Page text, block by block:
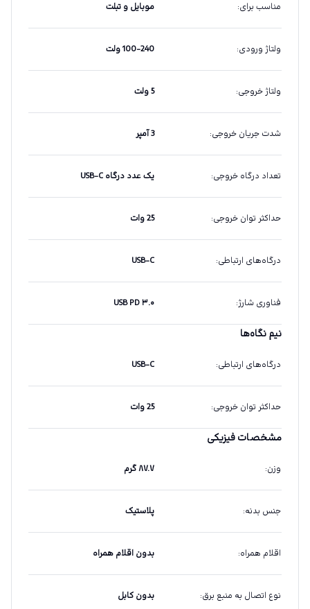
مناسب برای: موبایل و تبلت
ولتاژ ورودی: 100-240 ولت
ولتاژ خروجی: 5 ولت
شدت جریان خروجی: 3 آمپر
تعداد درگاه خروجی: یک عدد درگاه USB-C
حداکثر توان خروجی: 25 وات
درگاه‌های ارتباطی:
USB-C
فناوری شارژ: USB PD ۳.۰
نیم نگاه‌ها
درگاه‌های ارتباطی:
USB-C
حداکثر توان خروجی: 25 وات
مشخصات فیزیکی
وزن: ۸۷.۷ گرم
جنس بدنه: پلاستیک
اقلام همراه: بدون اقلام همراه
نوع اتصال به منبع برق: بدون کابل